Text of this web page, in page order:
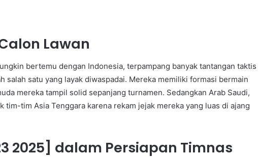
Lawan
bertemu dengan Indonesia, terpampang banyak tantangan taktis
salah satu yang layak diwaspadai. Mereka memiliki formasi bermain
mereka tampil solid sepanjang turnamen. Sedangkan Arab Saudi,
tim-tim Asia Tenggara karena rekam jejak mereka yang luas di ajang
2025] dalam Persiapan Timnas